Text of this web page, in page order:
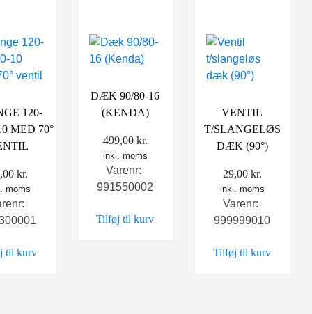
120-
MED 70°
kr.
moms
til kurv
DÆK 90/80-16
(KENDA)
499,00 kr.
inkl. moms
Varenr:
991550002
Tilføj til kurv
VENTIL
T/SLANGELØS
DÆK (90°)
29,00 kr.
inkl. moms
Varenr:
999999010
Tilføj til kurv